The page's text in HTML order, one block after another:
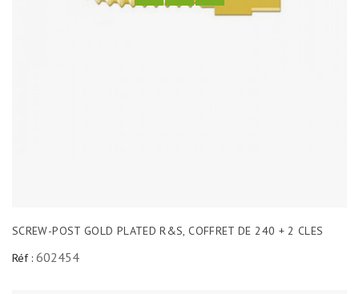
SCREW-POST GOLD PLATED R&S, COFFRET DE 240 + 2 CLES
Réf : 602454